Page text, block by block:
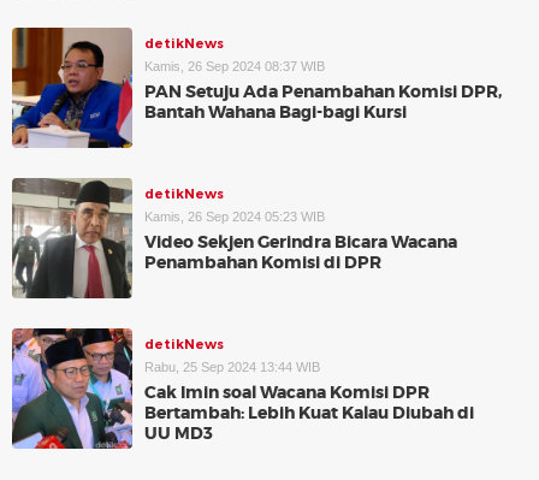
detikNews
Kamis, 26 Sep 2024 08:37 WIB
PAN Setuju Ada Penambahan Komisi DPR,
Bantah Wahana Bagi-bagi Kursi
detikNews
Kamis, 26 Sep 2024 05:23 WIB
Video Sekjen Gerindra Bicara Wacana
Penambahan Komisi di DPR
detikNews
Rabu, 25 Sep 2024 13:44 WIB
Cak Imin soal Wacana Komisi DPR
Bertambah: Lebih Kuat Kalau Diubah di
UU MD3